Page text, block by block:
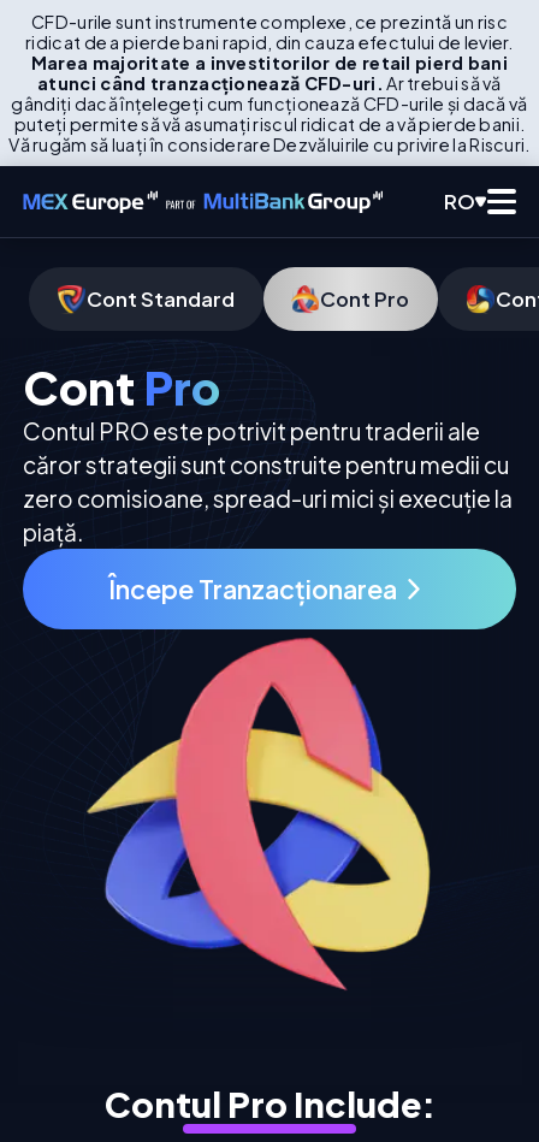
CFD-urile sunt instrumente complexe, ce prezintă un risc
ridicat de a pierde bani rapid, din cauza efectului de levier.
Marea majoritate a investitorilor de retail pierd bani
atunci când tranzacționează CFD-uri.
Ar trebui să vă
gândiți dacă înțelegeți cum funcționează CFD-urile și dacă vă
puteți permite să vă asumați riscul ridicat de a vă pierde banii.
Vă rugăm să luați în considerare Dezvăluirile cu privire la Riscuri.
RO
Cont Standard Cont Pro
Cont Pro
Contul PRO este potrivit pentru traderii ale
căror strategii sunt construite pentru medii cu
zero comisioane, spread-uri mici și execuție la
piață.
Începe Tranzacționarea
Contul Pro Include: